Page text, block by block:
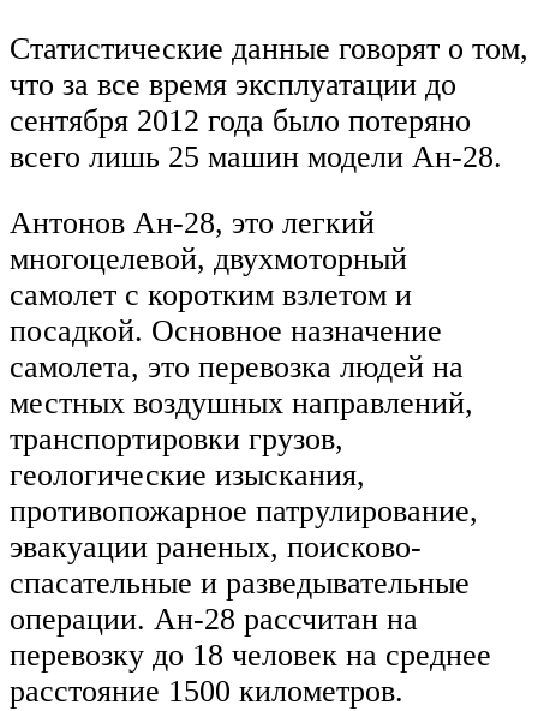
Статистические данные говорят о том,
что за все время эксплуатации до
сентября 2012 года было потеряно
всего лишь 25 машин модели Ан-28.
Антонов Ан-28, это легкий
многоцелевой, двухмоторный
самолет с коротким взлетом и
посадкой. Основное назначение
самолета, это перевозка людей на
местных воздушных направлений,
транспортировки грузов,
геологические изыскания,
противопожарное патрулирование,
эвакуации раненых, поисково-
спасательные и разведывательные
операции. Ан-28 рассчитан на
перевозку до 18 человек на среднее
расстояние 1500 километров.